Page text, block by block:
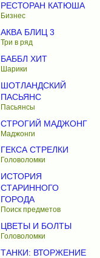
РЕСТОРАН КАТЮША
Бизнес
АКВА БЛИЦ 3
Три в ряд
БАББЛ ХИТ
Шарики
ШОТЛАНДСКИЙ
ПАСЬЯНС
Пасьянсы
СТРОГИЙ МАДЖОНГ
Маджонги
ГЕКСА СТРЕЛКИ
Головоломки
ИСТОРИЯ
СТАРИННОГО
ГОРОДА
Поиск предметов
ЦВЕТЫ И БОЛТЫ
Головоломки
ТАНКИ: ВТОРЖЕНИЕ